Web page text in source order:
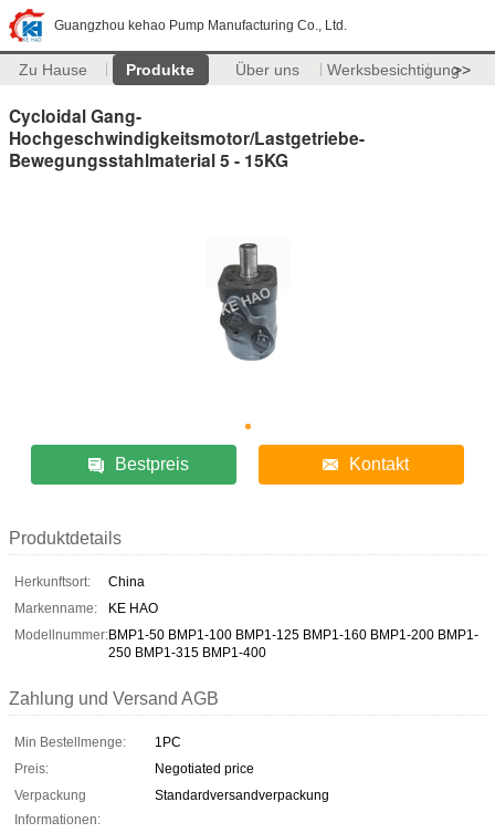
Guangzhou kehao Pump Manufacturing Co., Ltd.
Zu Hause Produkte Über uns Werksbesichtigung>>
Cycloidal Gang-
Hochgeschwindigkeitsmotor/Lastgetriebe-
Bewegungsstahlmaterial 5 - 15KG
Bestpreis Kontakt
Produktdetails
Herkunftsort:
China
Markenname:
KE HAO
Modellnummer:BMP1-50 BMP1-100 BMP1-125 BMP1-160 BMP1-200 BMP1-
250 BMP1-315 BMP1-400
Zahlung und Versand AGB
Min Bestellmenge:
1PC
Preis:
Negotiated price
Verpackung
Informationen:
Standardversandverpackung